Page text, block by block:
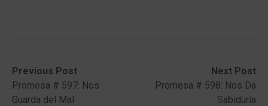
Post
navigation
Previous Post
Previous
post:Promesa # 597: Nos
Guarda del Mal
Next Post
Next
post:
Promesa # 598: Nos Da
Sabiduría